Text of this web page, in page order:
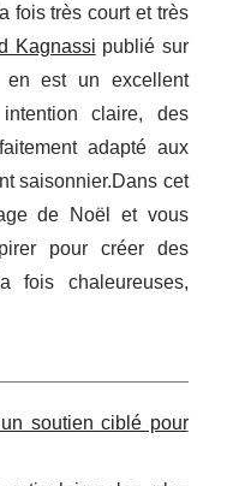
fois très court et très
Kagnassi publié sur
est un excellent
claire, des
adapté aux
saisonnier.Dans cet
de Noël et vous
pour créer des
fois chaleureuses,
soutien ciblé pour